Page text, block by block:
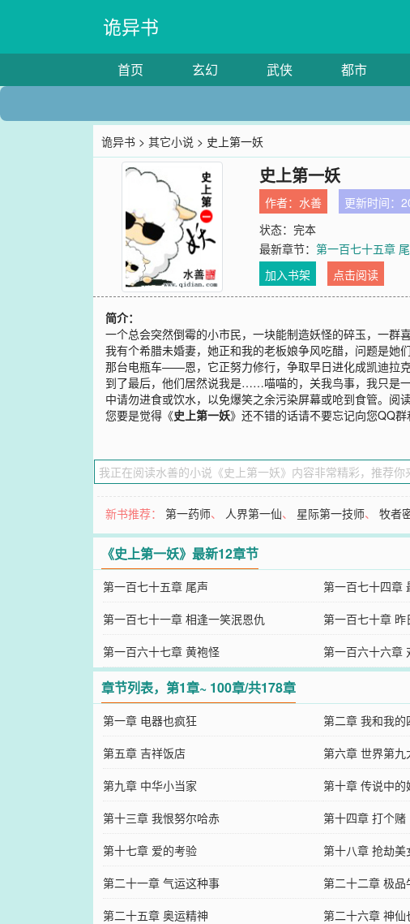
诡异书
首页 玄幻 武侠 都市
诡异书 >其它小说 > 史上第一妖
史上第一妖
作者：水善 更新时间：
状态：完本
最新章节：第一百七十五章
加入书架
点击阅读
简介：
一个总会突然倒霉的小市民，一块能制造妖怪的碎玉，一
我有个希腊未婚妻，她正和我的老板娘争风吃醋，问题是
那台电瓶车——恩，它正努力修行，争取早日进化成凯迪拉
到了最后，他们居然说我是……喵喵的，关我鸟事，我只
中请勿进食或饮水，以免爆笑之余污染屏幕或呛到食管。
您要是觉得《史上第一妖》还不错的话请不要忘记向您QQ群
新书推荐：第一药师、 人界第一仙、 星际第一技师、牧者
《史上第一妖》最新12章节
第一百七十五章 尾声 第一百七十四章
第一百七十一章 相逢一笑泯恩仇
第一百七十章 昨
第一百六十七章 黄袍怪
第一百六十六章
章节列表，第1章~ 100章/共178章
第一章 电器也疯狂 第二章 我和我的
第五章 吉祥饭店
第六章 世界第九
第九章 中华小当家
第十章 传说中的
第十三章 我恨努尔哈赤
第十四章 打个赌
第十七章 爱的考验
第十八章 抢劫美
第二十一章 气运这种事
第二十二章 极品
第二十五章 奥运精神
第二十六章 神仙